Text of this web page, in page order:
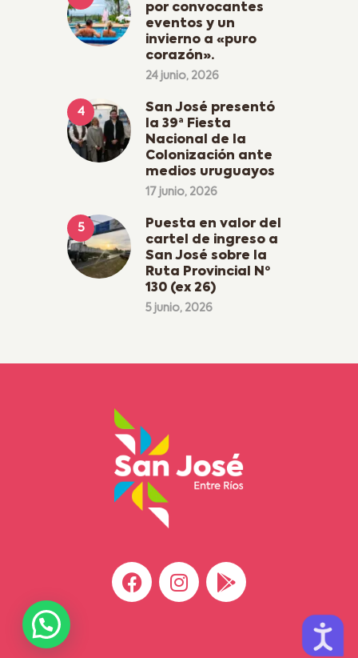
por convocantes
eventos y un
invierno a «puro
corazón».
24 junio, 2026
San José presentó
la 39ª Fiesta
Nacional de la
Colonización ante
medios uruguayos
17 junio, 2026
Puesta en valor del
cartel de ingreso a
San José sobre la
Ruta Provincial Nº
130 (ex 26)
5 junio, 2026